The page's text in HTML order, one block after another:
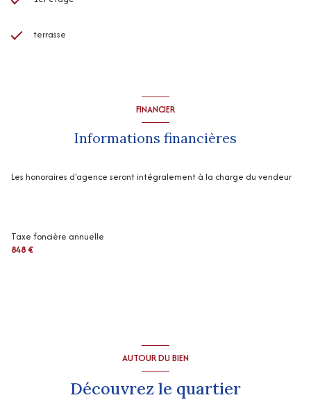
terrasse
FINANCIER
Informations financières
Les honoraires d'agence seront intégralement à la charge du vendeur
Taxe foncière annuelle
848 €
AUTOUR DU BIEN
Découvrez le quartier